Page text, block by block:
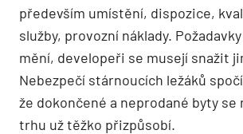
především umístění, dispozice,
služby, provozní náklady.
mění, developeři se musejí snažit
Nebezpečí stárnoucích ležáků
že dokončené a neprodané byty se
trhu už těžko přizpůsobí.